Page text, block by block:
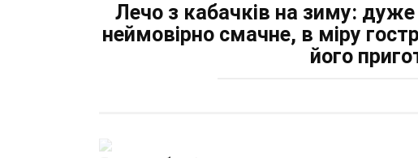
Лечо з кабачків на зиму:
неймовірно смачне, в міру
його